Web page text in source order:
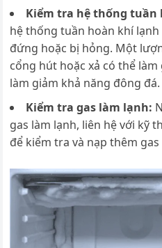
Kiểm tra hệ thống
hệ thống tuần hoàn khí
đứng hoặc bị hỏng. Một
cổng hút hoặc xả cóthể làm
làm giảm khả năng đông đá.
Kiểm tra gas làm lạnh:
gas làm lạnh, liên hệ với kỹ
để kiểm tra và nạp thêm